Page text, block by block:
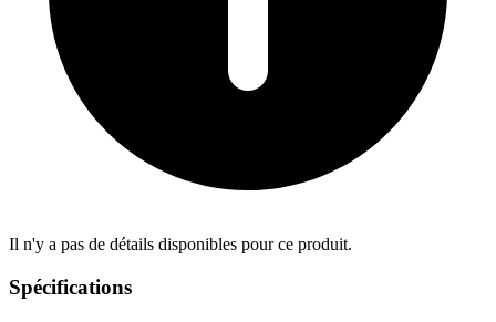
Il n'y a pas de détails disponibles pour ce produit.
Spécifications